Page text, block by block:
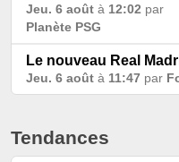
Jeu. 6 août à 12:02 par
Planète PSG
Le nouveau Real
Jeu. 6 août à 11:47 par
Tendances